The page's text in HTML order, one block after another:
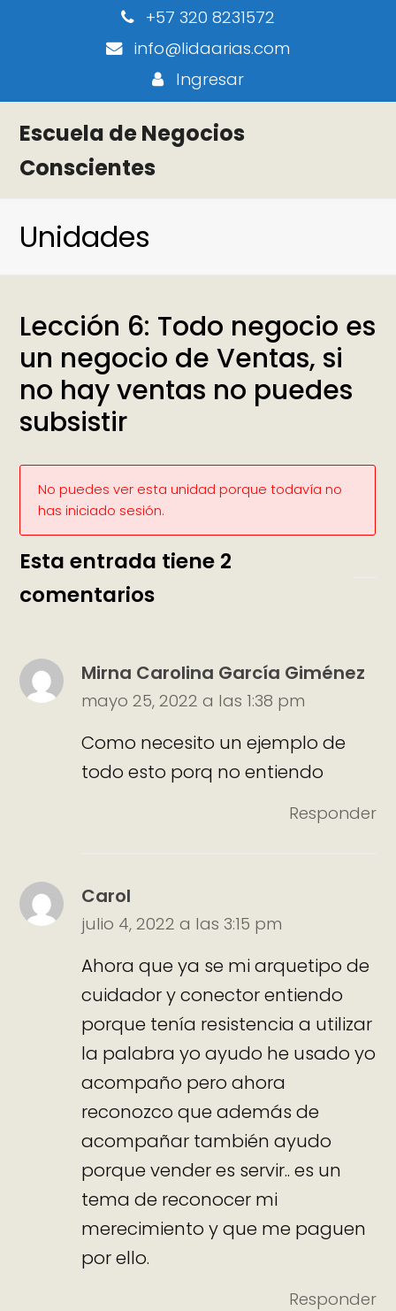
+57 320 8231572
info@lidaarias.com
Ingresar
Escuela de Negocios
Conscientes
Unidades
Lección 6: Todo negocio es
un negocio de Ventas, si
no hay ventas no puedes
subsistir
No puedes ver esta unidad porque todavía no
has iniciado sesión.
Esta entrada tiene 2
comentarios
Mirna Carolina García Giménez
mayo 25, 2022 a las 1:38 pm
Como necesito un ejemplo de
todo esto porq no entiendo
Responder
Carol
julio 4, 2022 a las 3:15 pm
Ahora que ya se mi arquetipo de
cuidador y conector entiendo
porque tenía resistencia a utilizar
la palabra yo ayudo he usado yo
acompaño pero ahora
reconozco que además de
acompañar también ayudo
porque vender es servir.. es un
tema de reconocer mi
merecimiento y que me paguen
por ello.
Responder